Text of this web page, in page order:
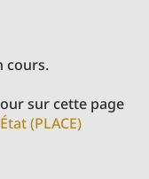
cours.
sur cette page
(PLACE)